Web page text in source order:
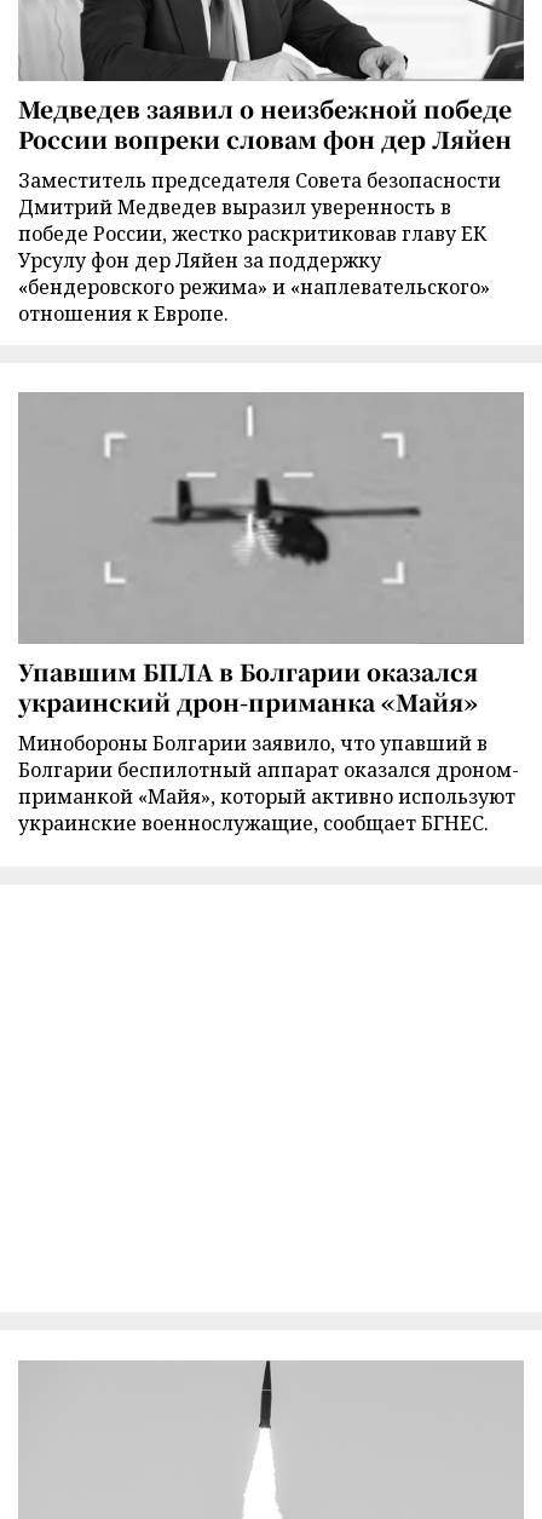
Медведев заявил о неизбежной победе
России вопреки словам фон дер Ляйен
Заместитель председателя Совета безопасности
Дмитрий Медведев выразил уверенность в
победе России, жестко раскритиковав главу ЕК
Урсулу фон дер Ляйен за поддержку
«бендеровского режима» и «наплевательского»
отношения к Европе.
Упавшим БПЛА в Болгарии оказался
украинский дрон-приманка «Майя»
Минобороны Болгарии заявило, что упавший в
Болгарии беспилотный аппарат оказался дроном-
приманкой «Майя», который активно используют
украинские военнослужащие, сообщает БГНЕС.